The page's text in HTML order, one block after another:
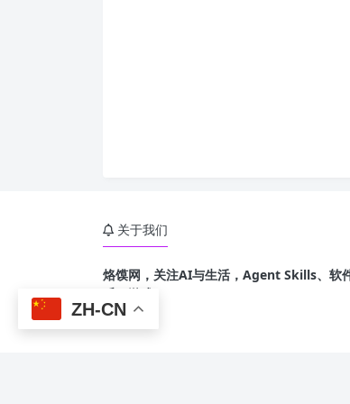
关于我们
烙馍网，关注AI与生活，Agent Skills、软
乐、游戏
ZH-CN